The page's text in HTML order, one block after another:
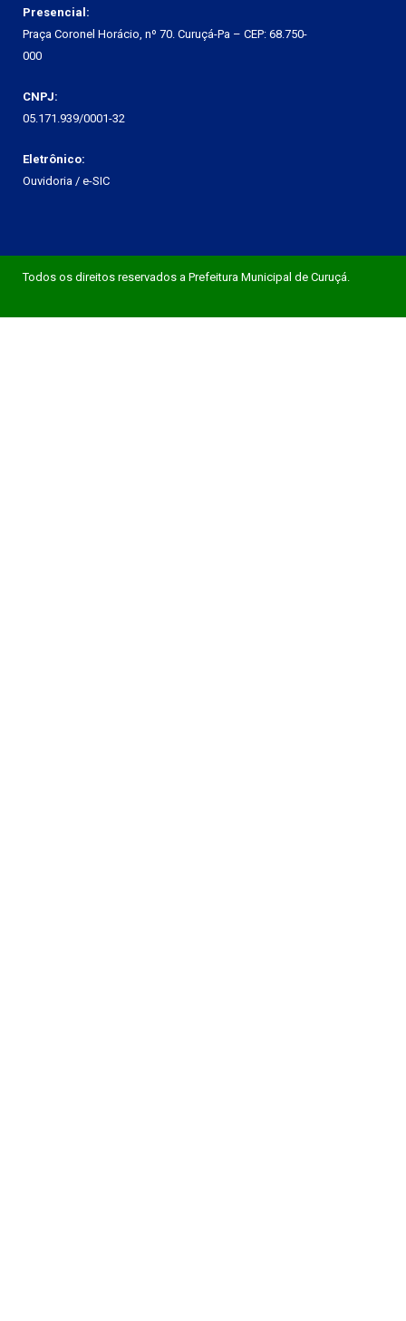
Presencial:
Praça Coronel Horácio, nº 70. Curuçá-Pa – CEP: 68.750-
000
CNPJ:
05.171.939/0001-32
Eletrônico:
Ouvidoria / e-SIC
Todos os direitos reservados a Prefeitura Municipal de Curuçá.